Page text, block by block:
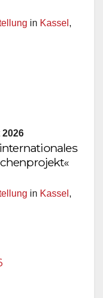
in Kassel ,
in Kassel ,